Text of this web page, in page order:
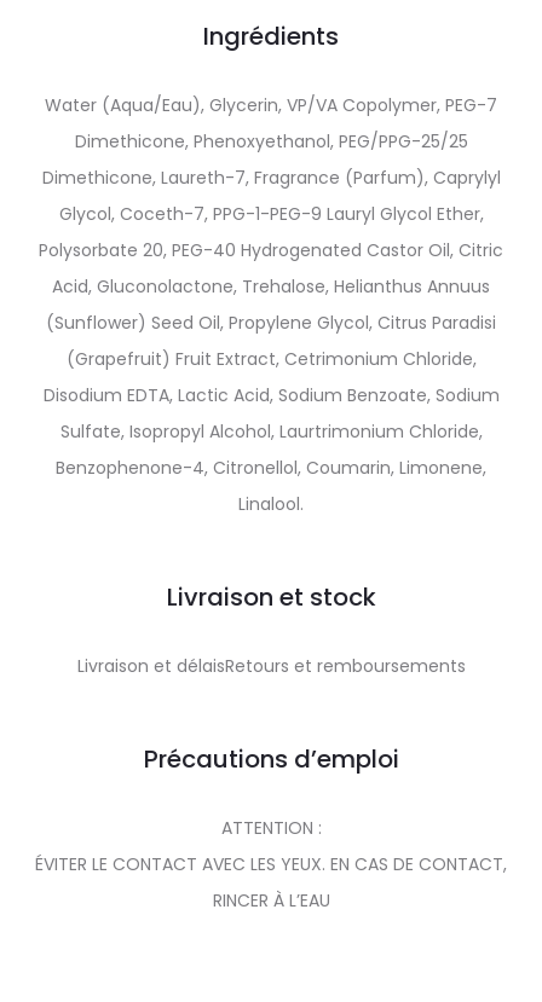
Ingrédients
Water (Aqua/Eau), Glycerin, VP/VA Copolymer, PEG-7
Dimethicone, Phenoxyethanol, PEG/PPG-25/25
Dimethicone, Laureth-7, Fragrance (Parfum), Caprylyl
Glycol, Coceth-7, PPG-1-PEG-9 Lauryl Glycol Ether,
Polysorbate 20, PEG-40 Hydrogenated Castor Oil, Citric
Acid, Gluconolactone, Trehalose, Helianthus Annuus
(Sunflower) Seed Oil, Propylene Glycol, Citrus Paradisi
(Grapefruit) Fruit Extract, Cetrimonium Chloride,
Disodium EDTA, Lactic Acid, Sodium Benzoate, Sodium
Sulfate, Isopropyl Alcohol, Laurtrimonium Chloride,
Benzophenone-4, Citronellol, Coumarin, Limonene,
Linalool.
Livraison et stock
Livraison et délaisRetours et remboursements
Précautions d’emploi
ATTENTION :
ÉVITER LE CONTACT AVEC LES YEUX. EN CAS DE CONTACT,
RINCER À L’EAU